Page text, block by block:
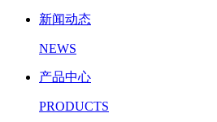
新闻动态
NEWS
产品中心
PRODUCTS